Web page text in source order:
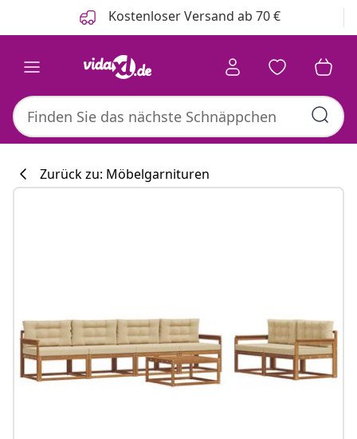
Kostenloser Versand ab 70 €
Zurück zu: Möbelgarnituren